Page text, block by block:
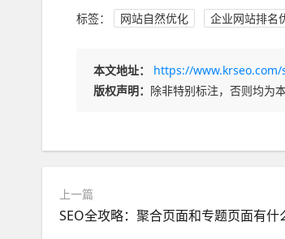
标签： 网站自然优化 企业网站排名
本文地址：
https://
版权声明： 除非特别标注，否则均为
上一篇
SEO全攻略：聚合页面和专题页面有什